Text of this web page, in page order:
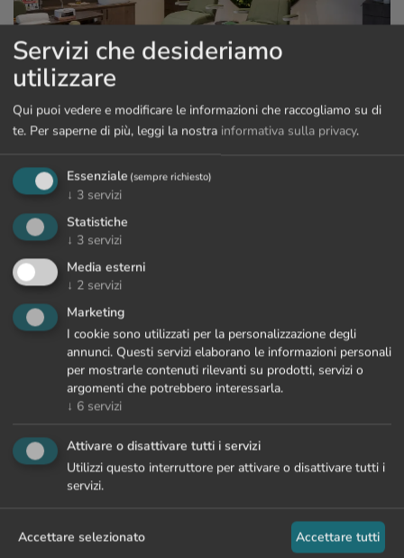
Sensa Spa
Ci prendiamo cura di voi a 360°, dalla testa ai piedi. La
rinnovata Sensa Spa vi offre un’esperienza immersiva con
trattamenti wellness super rilassanti. Per una magnifica
giornata in Spa o un’intera vacanza ricca di momenti di
PER SAPERNE DI PIÙ
Servizi che desideriamo
utilizzare
Qui puoi vedere e modificare le informazioni che raccogliamo su di
te. Per saperne di più, leggi la nostra informativa sulla privacy.
Essenziale (sempre richiesto)
↓ 3 servizi
Statistiche
↓ 3 servizi
Media esterni
↓ 2 servizi
Marketing
I cookie sono utilizzati per la personalizzazione degli
annunci. Questi servizi elaborano le informazioni personali
per mostrarle contenuti rilevanti su prodotti, servizi o
argomenti che potrebbero interessarla.
↓ 6 servizi
Attivare o disattivare tutti i servizi
Utilizzi questo interruttore per attivare o disattivare tutti i
servizi.
Accettare selezionato Accettare tutti